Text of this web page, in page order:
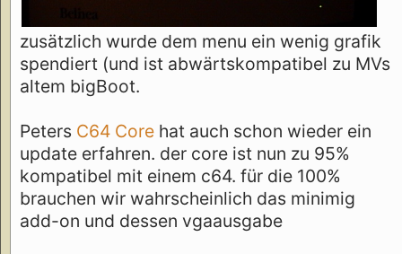
zusätzlich wurde dem menu ein wenig grafik
spendiert (und ist abwärtskompatibel zu MVs
altem bigBoot.
Peters C64 Core hat auch schon wieder ein
update erfahren. der core ist nun zu 95%
kompatibel mit einem c64. für die 100%
brauchen wir wahrscheinlich das minimig
add-on und dessen vgaausgabe